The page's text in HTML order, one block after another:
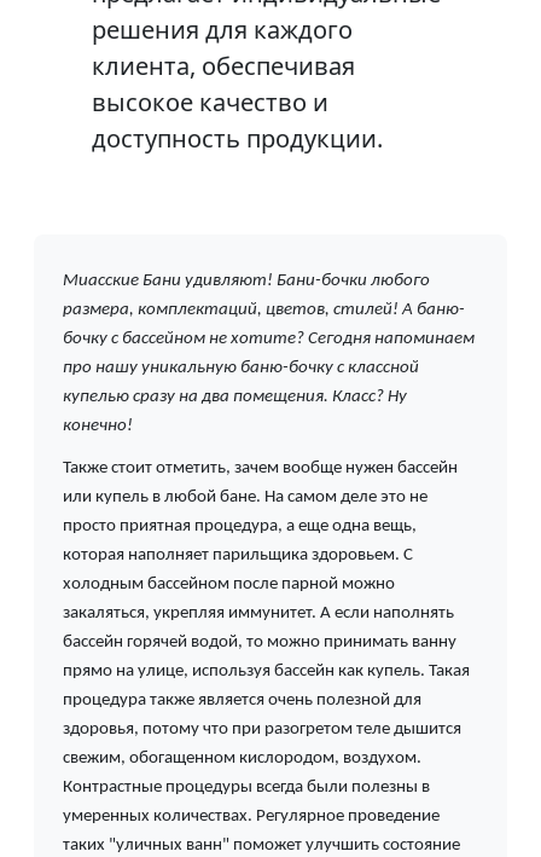
решения для каждого
клиента, обеспечивая
высокое качество и
доступность продукции.
Миасские Бани удивляют! Бани-бочки любого
размера, комплектаций, цветов, стилей! А баню-
бочку с бассейном не хотите? Сегодня напоминаем
про нашу уникальную баню-бочку с классной
купелью сразу на два помещения. Класс? Ну
конечно!
Также стоит отметить, зачем вообще нужен бассейн
или купель в любой бане. На самом деле это не
просто приятная процедура, а еще одна вещь,
которая наполняет парильщика здоровьем. С
холодным бассейном после парной можно
закаляться, укрепляя иммунитет. А если наполнять
бассейн горячей водой, то можно принимать ванну
прямо на улице, используя бассейн как купель. Такая
процедура также является очень полезной для
здоровья, потому что при разогретом теле дышится
свежим, обогащенном кислородом, воздухом.
Контрастные процедуры всегда были полезны в
умеренных количествах. Регулярное проведение
таких "уличных ванн" поможет улучшить состояние